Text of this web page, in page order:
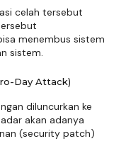
celah tersebut
menembus sistem
sistem.
Day Attack)
diluncurkan ke
akan adanya
(security patch)